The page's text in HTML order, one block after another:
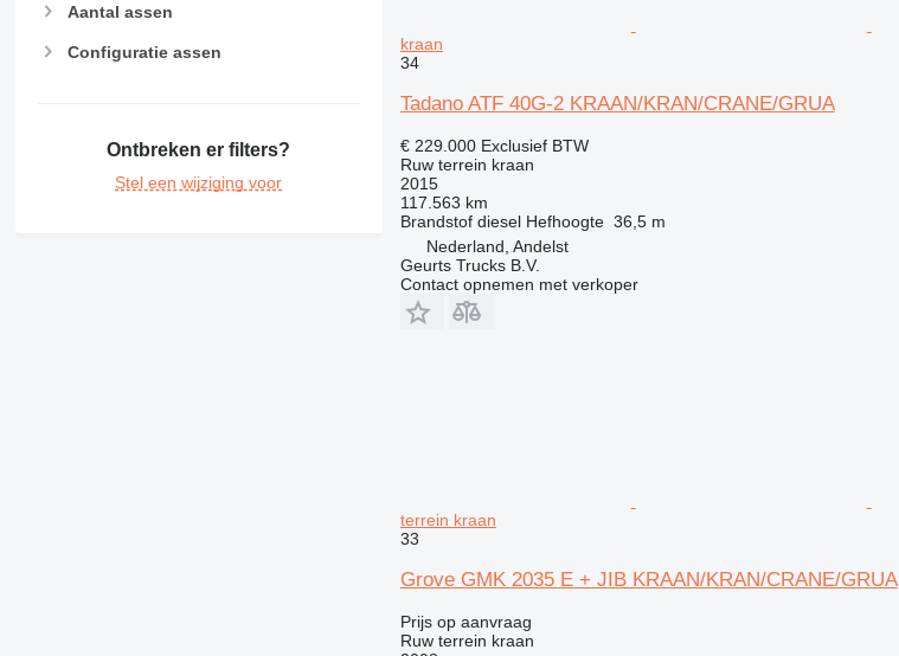
Aantal assen
Configuratie assen
Ontbreken er filters?
Stel een wijziging voor
kraan
34
Tadano ATF 40G-2 KRAAN/KRAN/CRANE/GRUA
€ 229.000 Exclusief BTW
Ruw terrein kraan
2015
117.563 km
Brandstof diesel Hefhoogte 36,5 m
Nederland, Andelst
Geurts Trucks B.V.
Contact opnemen met verkoper
terrein kraan
33
Grove GMK 2035 E + JIB KRAAN/KRAN/CRANE/GRUA
Prijs op aanvraag
Ruw terrein kraan